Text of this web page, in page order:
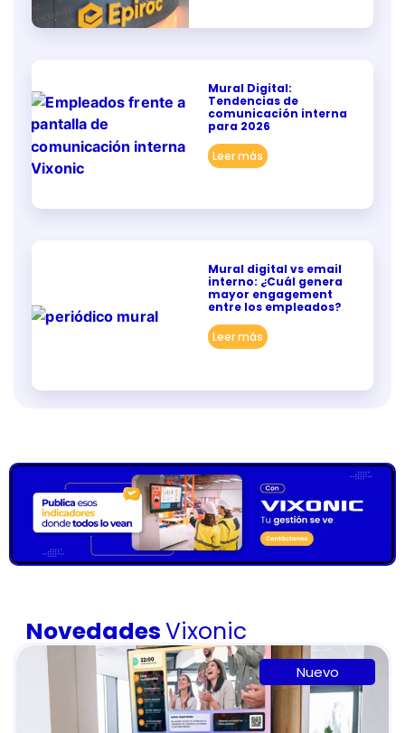
Mural Digital:
Tendencias de
comunicación interna
para 2026
Leer más
Mural digital vs email
interno: ¿Cuál genera
mayor engagement
entre los empleados?
Leer más
NovedadesVixonic
Nuevo